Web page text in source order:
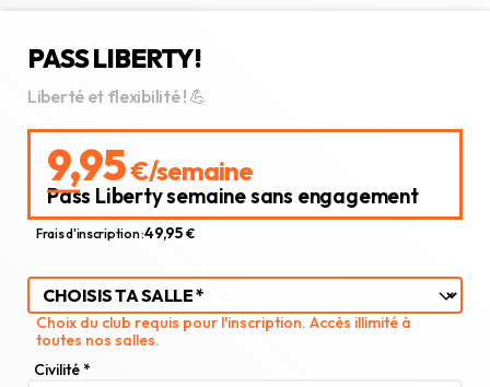
PASS LIBERTY !
Liberté et flexibilité ! 💪
9,95€/semaine
Pass Liberty semaine sans engagement
Frais d'inscription :49,95€
Choix du club requis pour l'inscription. Accès illimité à
toutes nos salles.
Civilité *